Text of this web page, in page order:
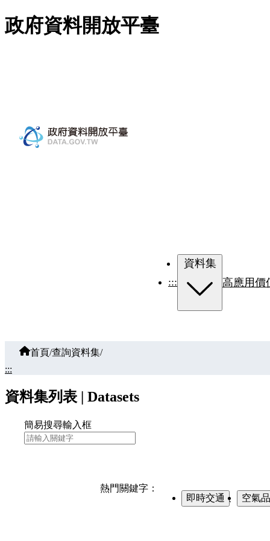
跳至主要內容
政府資料開放平臺
:::
資料集
高應用價
首頁/查詢資料集/
:::
資料集列表 | Datasets
簡易搜尋輸入框
熱門關鍵字：
即時交通 、 空氣